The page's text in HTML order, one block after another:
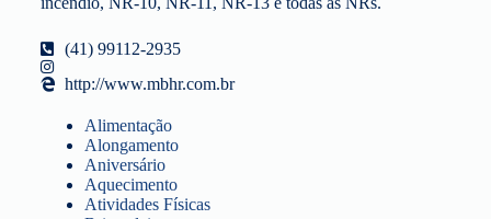
(41) 99112-2935
http://www.mbhr.com.br
Alimentação
Alongamento
Aniversário
Aquecimento
Atividades Físicas